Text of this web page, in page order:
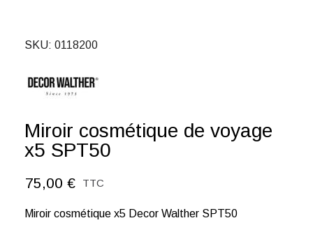
SKU 0118200
Miroir cosmétique de voyage
x5 SPT50
75,00 € TTC
Miroir cosmétique x5 Decor Walther SPT50